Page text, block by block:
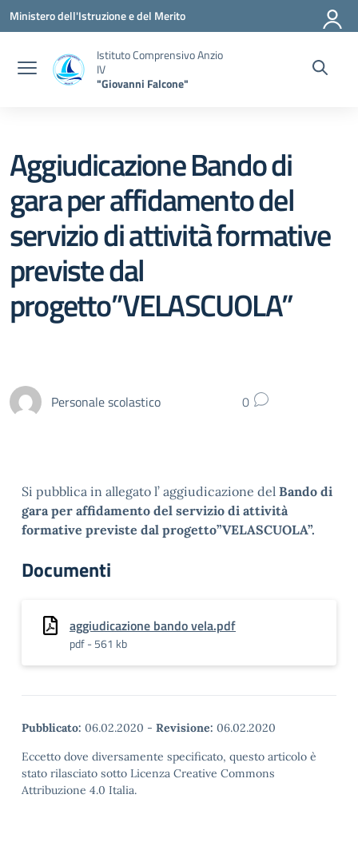
Vai ai contenuti
Vai al menu di navigazione
Vai al footer
Ministero dell'Istruzione e del Merito
Istituto Comprensivo Anzio
IV
"Giovanni Falcone"
Aggiudicazione Bando di
gara per affidamento del
servizio di attività formative
previste dal
progetto”VELASCUOLA”
Personale scolastico 0
Si pubblica in allegato l’ aggiudicazione del Bando di
gara per affidamento del servizio di attività
formative previste dal progetto”VELASCUOLA”.
Documenti
aggiudicazione bando vela.pdf
pdf - 561 kb
Pubblicato: 06.02.2020 - Revisione: 06.02.2020
Eccetto dove diversamente specificato, questo articolo è
stato rilasciato sotto Licenza Creative Commons
Attribuzione 4.0 Italia.